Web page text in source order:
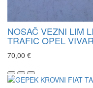
NOSAČ VEZNI LIM
TRAFIC OPEL
70,00 €